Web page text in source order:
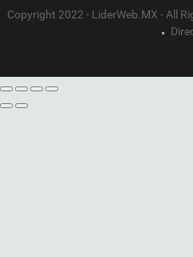
Copyright 2022 - LiderWeb.MX - All